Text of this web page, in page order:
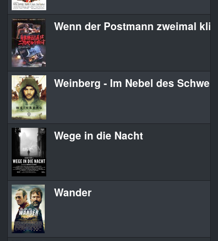
Wenn der Postmann zweimal
Weinberg - Im Nebel des
Wege in die Nacht
Wander